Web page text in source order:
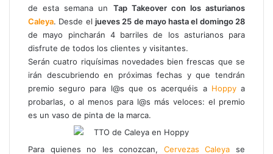
de esta semana un Tap Takeover con los asturianos
Caleya. Desde el jueves 25 de mayo hasta el domingo 28
de mayo pincharán 4 barriles de los asturianos para
disfrute de todos los clientes y visitantes.
Serán cuatro riquísimas novedades bien frescas que se
irán descubriendo en próximas fechas y que tendrán
premio seguro para l@s que os acerquéis a Hoppya
probarlas, o al menos para l@s más veloces: el premio
es un vaso de pinta de la marca.
Para quienes no les conozcan, Cervezas Caleya se